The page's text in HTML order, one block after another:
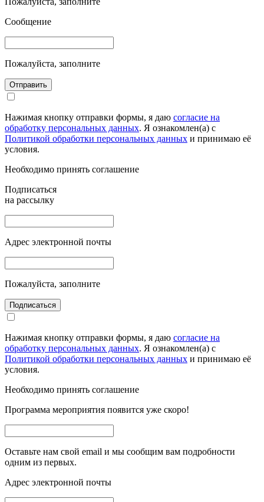
Сообщение
Пожалуйста, заполните
Отправить
Нажимая кнопку отправки формы, я даю согласие на
обработку персональных данных. Я ознакомлен(а) с
Политикой обработки персональных данных и принимаю её
условия.
Необходимо принять соглашение
Подписаться
на рассылку
Адрес электронной почты
Пожалуйста, заполните
Подписаться
Нажимая кнопку отправки формы, я даю согласие на
обработку персональных данных. Я ознакомлен(а) с
Политикой обработки персональных данных и принимаю её
условия.
Необходимо принять соглашение
Программа мероприятия появится уже скоро!
Оставьте нам свой email и мы сообщим вам подробности
одним из первых.
Адрес электронной почты